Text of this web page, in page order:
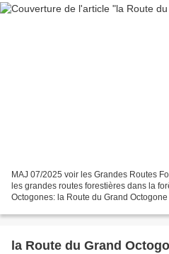
MAJ 07/2025 voir les Grandes Routes
les grandes routes forestières dans la
Octogones: la Route du Grand
la Route du Grand